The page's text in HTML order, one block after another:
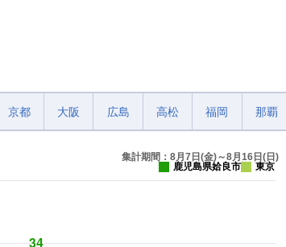
京都 大阪 広島 高松 福岡 那覇
集計期間：8月7日(金)～8月16日(日)
鹿児島県姶良市
東京